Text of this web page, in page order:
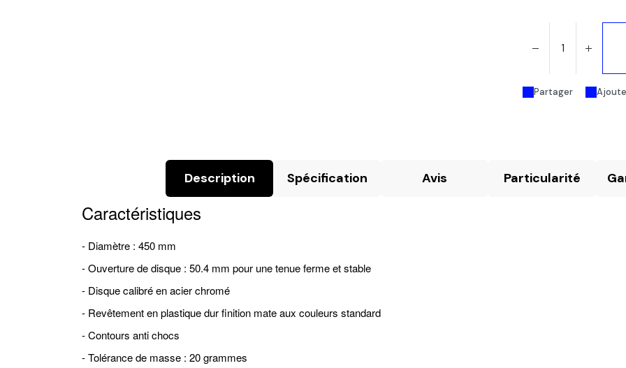
Partager
Description Spécification Avis Particularité
Caractéristiques
- Diamètre : 450 mm
- Ouverture de disque : 50.4 mm pour une tenue ferme et stable
- Disque calibré en acier chromé
- Revêtement en plastique dur finition mate aux couleurs standard
- Contours anti chocs
- Tolérance de masse : 20 grammes